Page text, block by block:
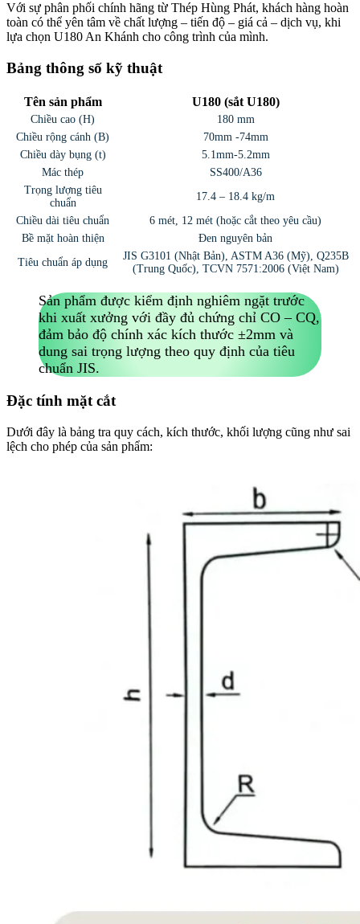
Với sự phân phối chính hãng từ Thép Hùng Phát, khách hàng hoàn
toàn có thể yên tâm về chất lượng – tiến độ – giá cả – dịch vụ, khi
lựa chọn U180 An Khánh cho công trình của mình.
Bảng thông số kỹ thuật
Tên sản phẩm U180 (sắt U180)
Chiều cao (H)
180 mm
Chiều rộng cánh (B)
70mm -74mm
Chiều dày bụng (t)
5.1mm-5.2mm
Mác thép
SS400/A36
Trọng lượng tiêu
chuẩn
17.4 – 18.4 kg/m
Chiều dài tiêu chuẩn
6 mét, 12 mét (hoặc cắt theo yêu cầu)
Bề mặt hoàn thiện
Đen nguyên bản
Tiêu chuẩn áp dụng
JIS G3101 (Nhật Bản), ASTM A36 (Mỹ), Q235B
(Trung Quốc), TCVN 7571:2006 (Việt Nam)
Sản phẩm được kiểm định nghiêm ngặt trước
khi xuất xưởng với đầy đủ chứng chỉ CO – CQ,
đảm bảo độ chính xác kích thước ±2mm và
dung sai trọng lượng theo quy định của tiêu
chuẩn JIS.
Đặc tính mặt cắt
Dưới đây là bảng tra quy cách, kích thước, khối lượng cũng như sai
lệch cho phép của sản phẩm: